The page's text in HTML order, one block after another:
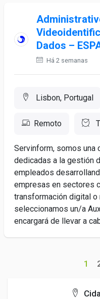
Dados –
Há 2 semanas
Lisbon, Portugal
Remoto
Servinform, somos una
dedicadas a la gestión
empleados
empresas en sectores
transformación digital
seleccionamos un/a
encargará de llevar a
1